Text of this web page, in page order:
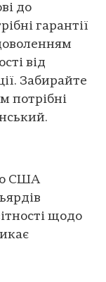
до
гарантії
від
Забирайте
потрібні
США
щодо